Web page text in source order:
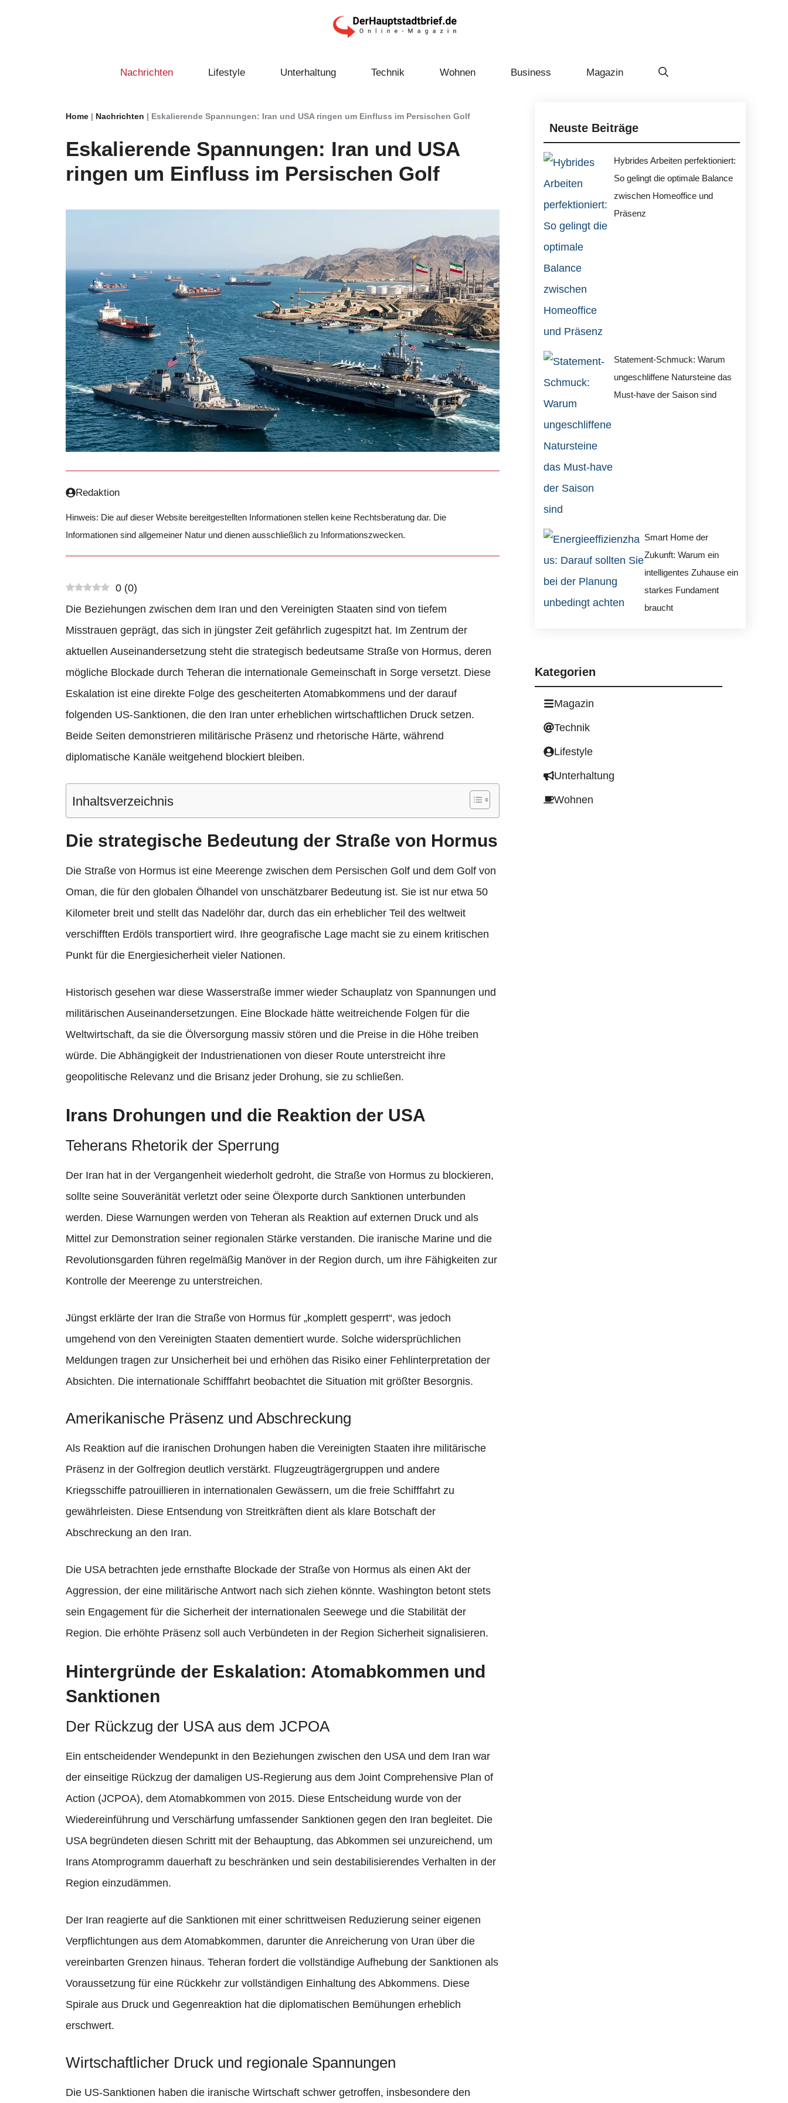
Nachrichten Lifestyle Unterhaltung Technik Wohnen Business Magazin
Home | Nachrichten | Eskalierende Spannungen: Iran und USA ringen um Einfluss im Persischen Golf
Eskalierende Spannungen: Iran und USA
ringen um Einfluss im Persischen Golf
Redaktion
Hinweis: Die auf dieser Website bereitgestellten Informationen stellen keine Rechtsberatung dar. Die
Informationen sind allgemeiner Natur und dienen ausschließlich zu Informationszwecken.
0 (0)
Die Beziehungen zwischen dem Iran und den Vereinigten Staaten sind von tiefem
Misstrauen geprägt, das sich in jüngster Zeit gefährlich zugespitzt hat. Im Zentrum der
aktuellen Auseinandersetzung steht die strategisch bedeutsame Straße von Hormus, deren
mögliche Blockade durch Teheran die internationale Gemeinschaft in Sorge versetzt. Diese
Eskalation ist eine direkte Folge des gescheiterten Atomabkommens und der darauf
folgenden US-Sanktionen, die den Iran unter erheblichen wirtschaftlichen Druck setzen.
Beide Seiten demonstrieren militärische Präsenz und rhetorische Härte, während
diplomatische Kanäle weitgehend blockiert bleiben.
Inhaltsverzeichnis
Die strategische Bedeutung der Straße von Hormus
Die Straße von Hormus ist eine Meerenge zwischen dem Persischen Golf und dem Golf von
Oman, die für den globalen Ölhandel von unschätzbarer Bedeutung ist. Sie ist nur etwa 50
Kilometer breit und stellt das Nadelöhr dar, durch das ein erheblicher Teil des weltweit
verschifften Erdöls transportiert wird. Ihre geografische Lage macht sie zu einem kritischen
Punkt für die Energiesicherheit vieler Nationen.
Historisch gesehen war diese Wasserstraße immer wieder Schauplatz von Spannungen und
militärischen Auseinandersetzungen. Eine Blockade hätte weitreichende Folgen für die
Weltwirtschaft, da sie die Ölversorgung massiv stören und die Preise in die Höhe treiben
würde. Die Abhängigkeit der Industrienationen von dieser Route unterstreicht ihre
geopolitische Relevanz und die Brisanz jeder Drohung, sie zu schließen.
Irans Drohungen und die Reaktion der USA
Teherans Rhetorik der Sperrung
Der Iran hat in der Vergangenheit wiederholt gedroht, die Straße von Hormus zu blockieren,
sollte seine Souveränität verletzt oder seine Ölexporte durch Sanktionen unterbunden
werden. Diese Warnungen werden von Teheran als Reaktion auf externen Druck und als
Mittel zur Demonstration seiner regionalen Stärke verstanden. Die iranische Marine und die
Revolutionsgarden führen regelmäßig Manöver in der Region durch, um ihre Fähigkeiten zur
Kontrolle der Meerenge zu unterstreichen.
Jüngst erklärte der Iran die Straße von Hormus für „komplett gesperrt“, was jedoch
umgehend von den Vereinigten Staaten dementiert wurde. Solche widersprüchlichen
Meldungen tragen zur Unsicherheit bei und erhöhen das Risiko einer Fehlinterpretation der
Absichten. Die internationale Schifffahrt beobachtet die Situation mit größter Besorgnis.
Amerikanische Präsenz und Abschreckung
Als Reaktion auf die iranischen Drohungen haben die Vereinigten Staaten ihre militärische
Präsenz in der Golfregion deutlich verstärkt. Flugzeugträgergruppen und andere
Kriegsschiffe patrouillieren in internationalen Gewässern, um die freie Schifffahrt zu
gewährleisten. Diese Entsendung von Streitkräften dient als klare Botschaft der
Abschreckung an den Iran.
Die USA betrachten jede ernsthafte Blockade der Straße von Hormus als einen Akt der
Aggression, der eine militärische Antwort nach sich ziehen könnte. Washington betont stets
sein Engagement für die Sicherheit der internationalen Seewege und die Stabilität der
Region. Die erhöhte Präsenz soll auch Verbündeten in der Region Sicherheit signalisieren.
Hintergründe der Eskalation: Atomabkommen und
Sanktionen
Der Rückzug der USA aus dem JCPOA
Ein entscheidender Wendepunkt in den Beziehungen zwischen den USA und dem Iran war
der einseitige Rückzug der damaligen US-Regierung aus dem Joint Comprehensive Plan of
Action (JCPOA), dem Atomabkommen von 2015. Diese Entscheidung wurde von der
Wiedereinführung und Verschärfung umfassender Sanktionen gegen den Iran begleitet. Die
USA begründeten diesen Schritt mit der Behauptung, das Abkommen sei unzureichend, um
Irans Atomprogramm dauerhaft zu beschränken und sein destabilisierendes Verhalten in der
Region einzudämmen.
Der Iran reagierte auf die Sanktionen mit einer schrittweisen Reduzierung seiner eigenen
Verpflichtungen aus dem Atomabkommen, darunter die Anreicherung von Uran über die
vereinbarten Grenzen hinaus. Teheran fordert die vollständige Aufhebung der Sanktionen als
Voraussetzung für eine Rückkehr zur vollständigen Einhaltung des Abkommens. Diese
Spirale aus Druck und Gegenreaktion hat die diplomatischen Bemühungen erheblich
erschwert.
Wirtschaftlicher Druck und regionale Spannungen
Die US-Sanktionen haben die iranische Wirtschaft schwer getroffen, insbesondere den
Neuste Beiträge
Hybrides Arbeiten perfektioniert:
So gelingt die optimale Balance
zwischen Homeoffice und
Präsenz
Statement-Schmuck: Warum
ungeschliffene Natursteine das
Must-have der Saison sind
Smart Home der
Zukunft: Warum ein
intelligentes Zuhause ein
starkes Fundament
braucht
Kategorien
Magazin
Technik
Lifestyle
Unterhaltung
Wohnen